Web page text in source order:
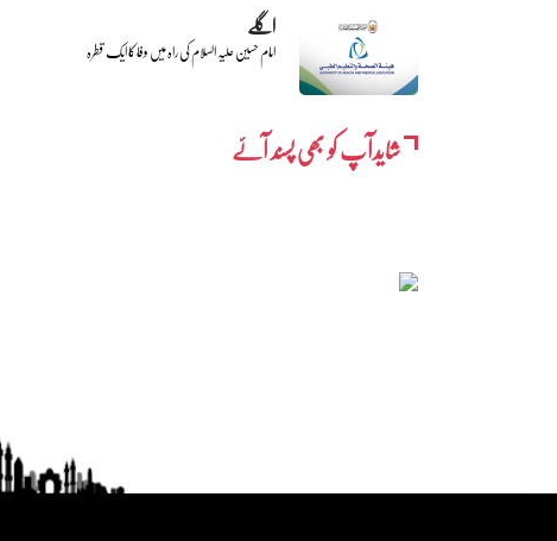
اگلے
امام حسین علیہ السلام کی راہ میں وفا کا ایک قطرہ
شایدآپ کو بھی پسند آئے